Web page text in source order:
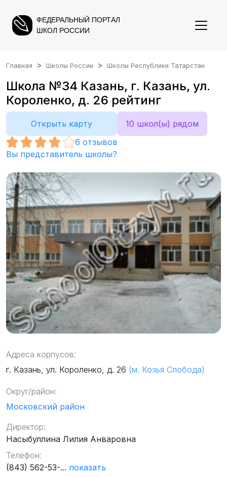
ФЕДЕРАЛЬНЫЙ ПОРТАЛ
ШКОЛ РОССИИ
Главная Школы России Школы Республики Татарстан
Школа №34 Казань, г. Казань, ул.
Короленко, д. 26 рейтинг
Открыть карту
10 школ(ы) рядом
6 отзывов
Вы представитель школы?
Адреса корпусов:
г. Казань, ул. Короленко, д. 26 (м. Козья Слобода)
Округ/район:
Московский район
Директор:
Насыбуллина Лилия Анваровна
Телефон:
(843) 562-53-... показать